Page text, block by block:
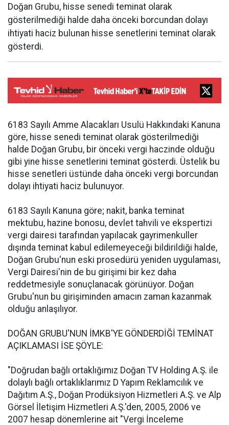
Doğan Grubu, hisse senedi teminat olarak
gösterilmediği halde daha önceki borcundan dolayı
ihtiyati haciz bulunan hisse senetlerini teminat olarak
gösterdi.
6183 Sayılı Amme Alacakları Usulü Hakkındaki Kanuna
göre, hisse senedi teminat olarak gösterilmediği
halde Doğan Grubu, bir önceki vergi haczinde olduğu
gibi yine hisse senetlerini teminat gösterdi. Üstelik bu
hisse senetleri üstünde daha önceki vergi borcundan
dolayı ihtiyati haciz bulunuyor.
6183 Sayılı Kanuna göre; nakit, banka teminat
mektubu, hazine bonosu, devlet tahvili ve ekspertizi
vergi dairesi tarafından yapılacak gayrimenkuller
dışında teminat kabul edilemeyeceği bildirildiği halde,
Doğan Grubu'nun eski prosedürü yeniden uygulaması,
Vergi Dairesi'nin de bu girişimi bir kez daha
reddetmesiyle sonuçlanacak görünüyor. Doğan
Grubu'nun bu girişiminden amacın zaman kazanmak
olduğu anlaşılıyor.
DOĞAN GRUBU'NUN İMKB'YE GÖNDERDİĞİ TEMİNAT
AÇIKLAMASI İSE ŞÖYLE:
"Doğrudan bağlı ortaklığımız Doğan TV Holding A.Ş. ile
dolaylı bağlı ortaklıklarımız D Yapım Reklamcılık ve
Dağıtım A.Ş., Doğan Prodüksiyon Hizmetleri A.Ş. ve Alp
Görsel İletişim Hizmetleri A.Ş.'den, 2005, 2006 ve
2007 hesap dönemlerine ait "Vergi İnceleme